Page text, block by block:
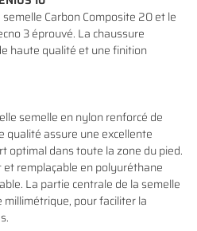
VALIDER VOTRE PANIER
à recevoir nos propositions commerciales à
Carbon Composite 20 et le
3 éprouvé. La chaussure
haute qualité et une finition
semelle en nylon renforcé de
qualité assure une excellente
optimal dans toute la zone du pied.
remplaçable en polyuréthane
La partie centrale de la semelle
millimétrique, pour faciliter la